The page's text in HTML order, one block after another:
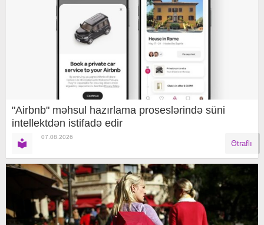
"Airbnb" məhsul hazırlama proseslərində süni
intellektdən istifadə edir
07.08.2026
Ətraflı